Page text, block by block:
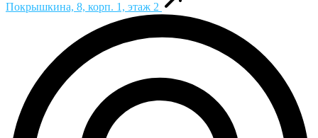
Покрышкина, 8, корп. 1, этаж 2